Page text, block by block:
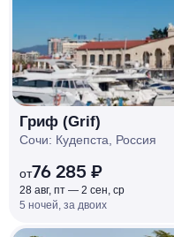
Гриф (Grif)
Сочи: Кудепста, Россия
от76 285 ₽
28 авг, пт — 2 сен, ср
5 ночей, за двоих